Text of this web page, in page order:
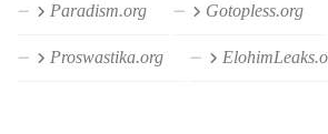
Paradism.org Gotopless.org
Proswastika.org